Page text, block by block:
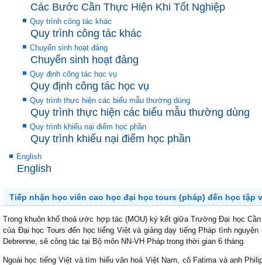
Các Bước Cần Thực Hiện Khi Tốt Nghiệp
Quy trình công tác khác
Quy trình công tác khác
Chuyển sinh hoạt đảng
Chuyển sinh hoạt đảng
Quy định công tác học vụ
Quy định công tác học vụ
Quy trình thực hiện các biểu mẫu thường dùng
Quy trình thực hiện các biểu mẫu thường dùng
Quy trình khiếu nại điểm học phần
Quy trình khiếu nại điểm học phần
English
English
Tiếp nhận học viên cao học đại học tours (pháp) đến học tập
Trong khuôn khổ thoả ước hợp tác (MOU) ký kết giữa Trường Đại học
của Đại học Tours đến học tiếng Việt và giảng dạy tiếng Pháp tình
Debrenne, sẽ công tác tại Bộ môn NN-VH Pháp trong thời gian 6 tháng.
Ngoài học tiếng Việt và tìm hiểu văn hoá Việt Nam, cô Fatima và anh